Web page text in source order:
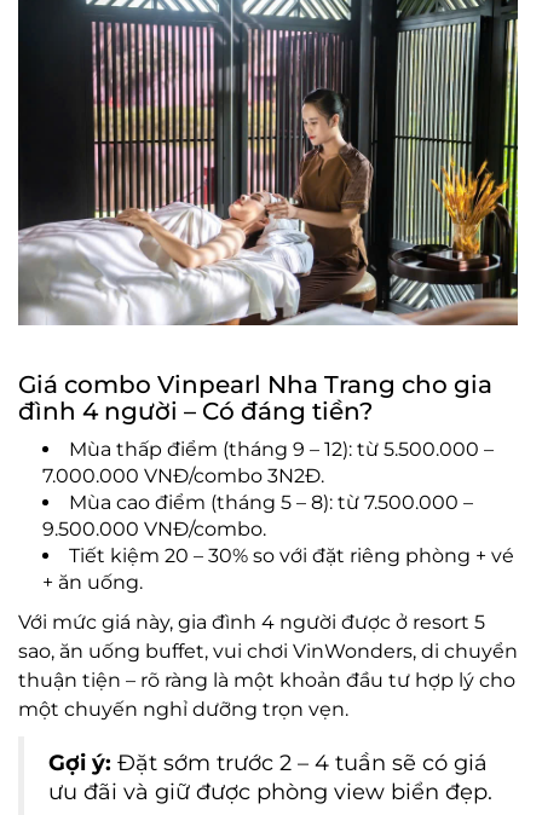
Giá combo Vinpearl Nha Trang cho gia
đình 4 người – Có đáng tiền?
Mùa thấp điểm (tháng 9 – 12): từ 5.500.000 –
7.000.000 VNĐ/combo 3N2Đ.
Mùa cao điểm (tháng 5 – 8): từ 7.500.000 –
9.500.000 VNĐ/combo.
Tiết kiệm 20 – 30% so với đặt riêng phòng + vé
+ ăn uống.
Với mức giá này, gia đình 4 người được ở resort 5
sao, ăn uống buffet, vui chơi VinWonders, di chuyển
thuận tiện – rõ ràng là một khoản đầu tư hợp lý cho
một chuyến nghỉ dưỡng trọn vẹn.
Gợi ý: Đặt sớm trước 2 – 4 tuần sẽ có giá
ưu đãi và giữ được phòng view biển đẹp.